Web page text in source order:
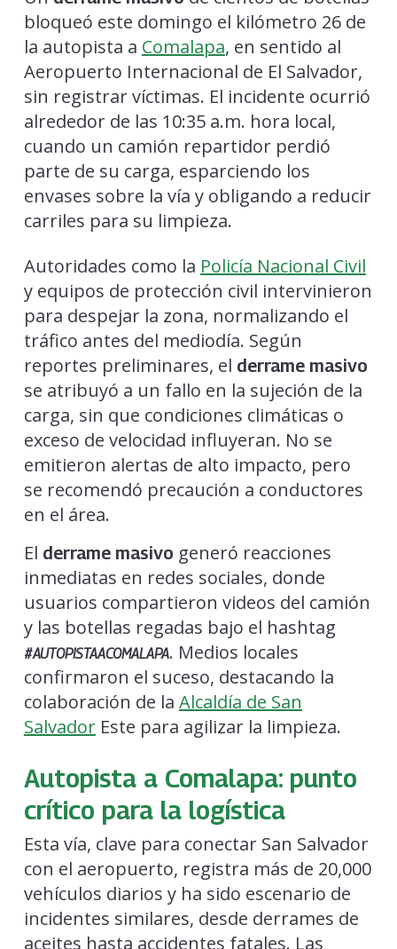
bloqueó este domingo el kilómetro 26 de
la autopista a Comalapa, en sentido al
Aeropuerto Internacional de El Salvador,
sin registrar víctimas. El incidente ocurrió
alrededor de las 10:35 a.m. hora local,
cuando un camión repartidor perdió
parte de su carga, esparciendo los
envases sobre la vía y obligando a reducir
carriles para su limpieza.
Autoridades como la Policía Nacional Civil
y equipos de protección civil intervinieron
para despejar la zona, normalizando el
tráfico antes del mediodía. Según
reportes preliminares, el derrame masivo
se atribuyó a un fallo en la sujeción de la
carga, sin que condiciones climáticas o
exceso de velocidad influyeran. No se
emitieron alertas de alto impacto, pero
se recomendó precaución a conductores
en el área.
El derrame masivo generó reacciones
inmediatas en redes sociales, donde
usuarios compartieron videos del camión
y las botellas regadas bajo el hashtag
#AUTOPISTAACOMALAPA. Medios locales
confirmaron el suceso, destacando la
colaboración de la Alcaldía de San
SalvadorEste para agilizar la limpieza.
Autopista a Comalapa: punto
crítico para la logística
Esta vía, clave para conectar San Salvador
con el aeropuerto, registra más de 20,000
vehículos diarios y ha sido escenario de
incidentes similares, desde derrames de
aceites hasta accidentes fatales. Las